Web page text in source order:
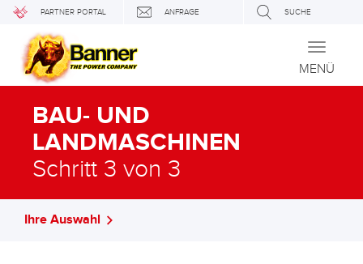
PARTNER PORTAL ANFRAGE SUCHE
Toggle
MENÜ
BAU- UND
LANDMASCHINEN
Schritt 3 von 3
Ihre Auswahl